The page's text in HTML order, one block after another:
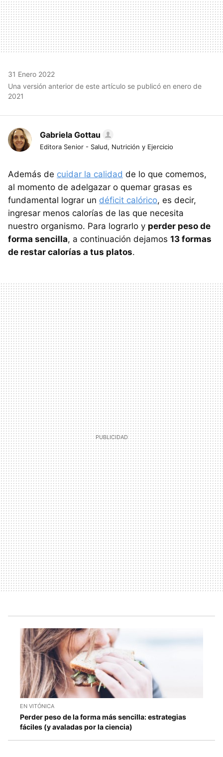
31 Enero 2022
Una versión anterior de este artículo se publicó en enero de
2021
Gabriela Gottau
Editora Senior - Salud, Nutrición y Ejercicio
Además de cuidar la calidad de lo que comemos,
al momento de adelgazar o quemar grasas es
fundamental lograr un déficit calórico, es decir,
ingresar menos calorías de las que necesita
nuestro organismo. Para lograrlo y perder peso de
forma sencilla, a continuación dejamos 13 formas
de restar calorías a tus platos.
EN VITÓNICA
Perder peso de la forma más sencilla: estrategias
fáciles (y avaladas por la ciencia)